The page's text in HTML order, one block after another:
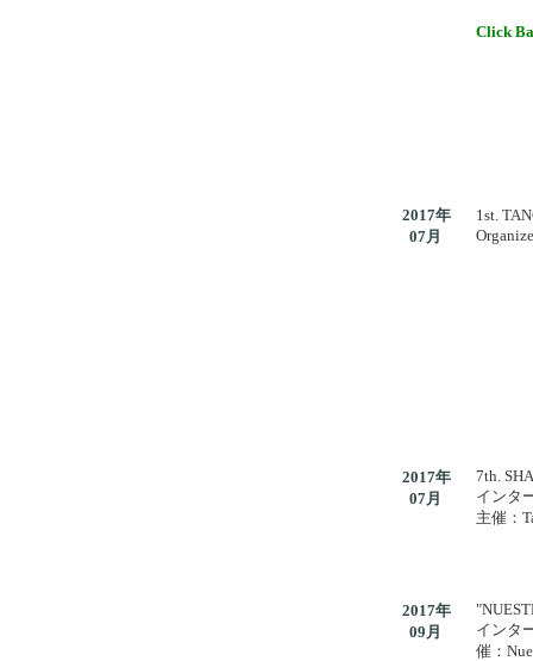
Click
2017年
07月
1st.
2017年
07月
7th.
インタ
主催：
2017年
09月
インタ
催：